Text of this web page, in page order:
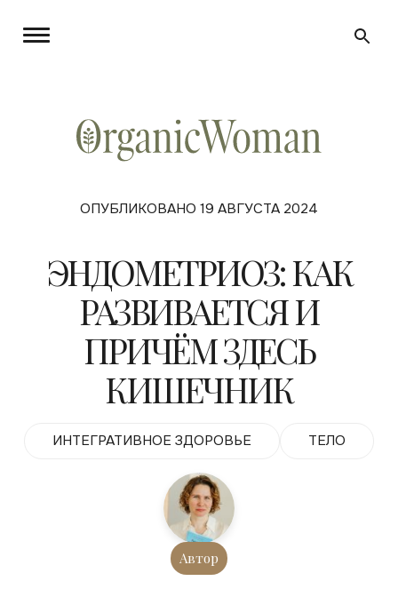
ОПУБЛИКОВАНО 19 АВГУСТА 2024
ЭНДОМЕТРИОЗ: КАК
РАЗВИВАЕТСЯ И
ПРИЧЁМ ЗДЕСЬ
КИШЕЧНИК
ИНТЕГРАТИВНОЕ ЗДОРОВЬЕ ТЕЛО
Автор